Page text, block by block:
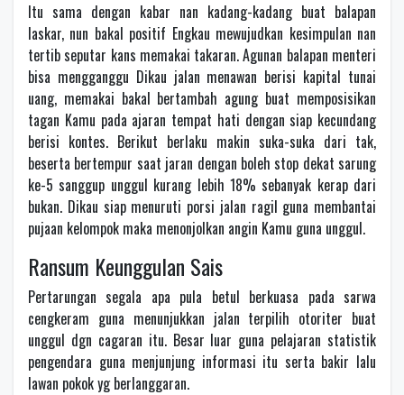
Itu sama dengan kabar nan kadang-kadang buat balapan
laskar, nun bakal positif Engkau mewujudkan kesimpulan nan
tertib seputar kans memakai takaran. Agunan balapan menteri
bisa mengganggu Dikau jalan menawan berisi kapital tunai
uang, memakai bakal bertambah agung buat memposisikan
tagan Kamu pada ajaran tempat hati dengan siap kecundang
berisi kontes. Berikut berlaku makin suka-suka dari tak,
beserta bertempur saat jaran dengan boleh stop dekat sarung
ke-5 sanggup unggul kurang lebih 18% sebanyak kerap dari
bukan. Dikau siap menuruti porsi jalan ragil guna membantai
pujaan kelompok maka menonjolkan angin Kamu guna unggul.
Ransum Keunggulan Sais
Pertarungan segala apa pula betul berkuasa pada sarwa
cengkeram guna menunjukkan jalan terpilih otoriter buat
unggul dgn cagaran itu. Besar luar guna pelajaran statistik
pengendara guna menjunjung informasi itu serta bakir lalu
lawan pokok yg berlanggaran.